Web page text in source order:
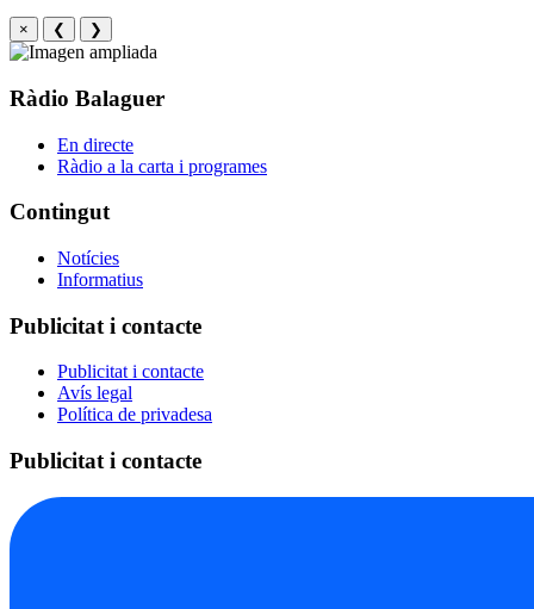
× ❮ ❯
Ràdio Balaguer
En directe
Ràdio a la carta i programes
Contingut
Notícies
Informatius
Publicitat i contacte
Publicitat i contacte
Avís legal
Política de privadesa
Publicitat i contacte